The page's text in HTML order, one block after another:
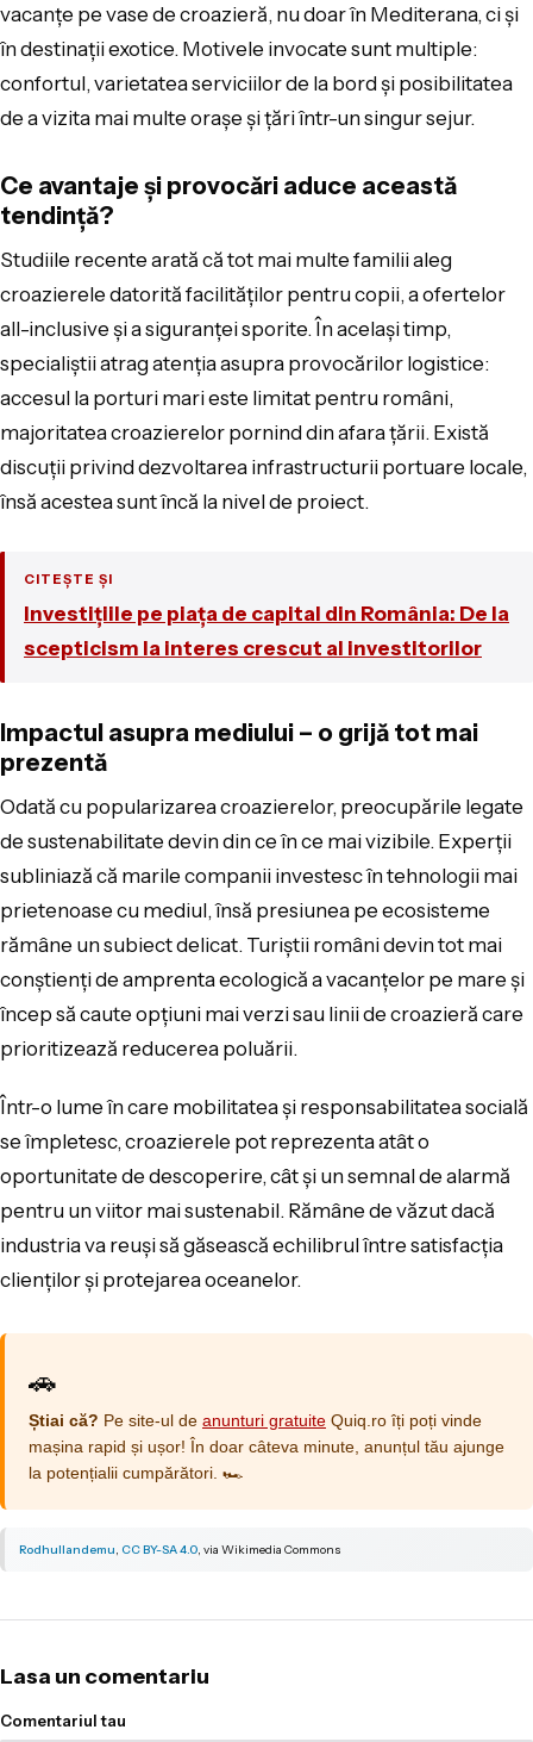
vacanțe pe vase de croazieră, nu doar în Mediterana, ci și
în destinații exotice. Motivele invocate sunt multiple:
confortul, varietatea serviciilor de la bord și posibilitatea
de a vizita mai multe orașe și țări într-un singur sejur.
Ce avantaje și provocări aduce această
tendință?
Studiile recente arată că tot mai multe familii aleg
croazierele datorită facilităților pentru copii, a ofertelor
all-inclusive și a siguranței sporite. În același timp,
specialiștii atrag atenția asupra provocărilor logistice:
accesul la porturi mari este limitat pentru români,
majoritatea croazierelor pornind din afara țării. Există
discuții privind dezvoltarea infrastructurii portuare locale,
însă acestea sunt încă la nivel de proiect.
CITEȘTE ȘI
Investițiile pe piața de capital din România: De la
scepticism la interes crescut al investitorilor
Impactul asupra mediului – o grijă tot mai
prezentă
Odată cu popularizarea croazierelor, preocupările legate
de sustenabilitate devin din ce în ce mai vizibile. Experții
subliniază că marile companii investesc în tehnologii mai
prietenoase cu mediul, însă presiunea pe ecosisteme
rămâne un subiect delicat. Turiștii români devin tot mai
conștienți de amprenta ecologică a vacanțelor pe mare și
încep să caute opțiuni mai verzi sau linii de croazieră care
prioritizează reducerea poluării.
Într-o lume în care mobilitatea și responsabilitatea socială
se împletesc, croazierele pot reprezenta atât o
oportunitate de descoperire, cât și un semnal de alarmă
pentru un viitor mai sustenabil. Rămâne de văzut dacă
industria va reuși să găsească echilibrul între satisfacția
clienților și protejarea oceanelor.
🚗
Știai că? Pe site-ul de anunturi gratuite Quiq.ro îți poți vinde
mașina rapid și ușor! În doar câteva minute, anunțul tău ajunge
la potențialii cumpărători. 🏎️
Rodhullandemu, CC BY-SA 4.0, via Wikimedia Commons
Lasa un comentariu
Comentariul tau